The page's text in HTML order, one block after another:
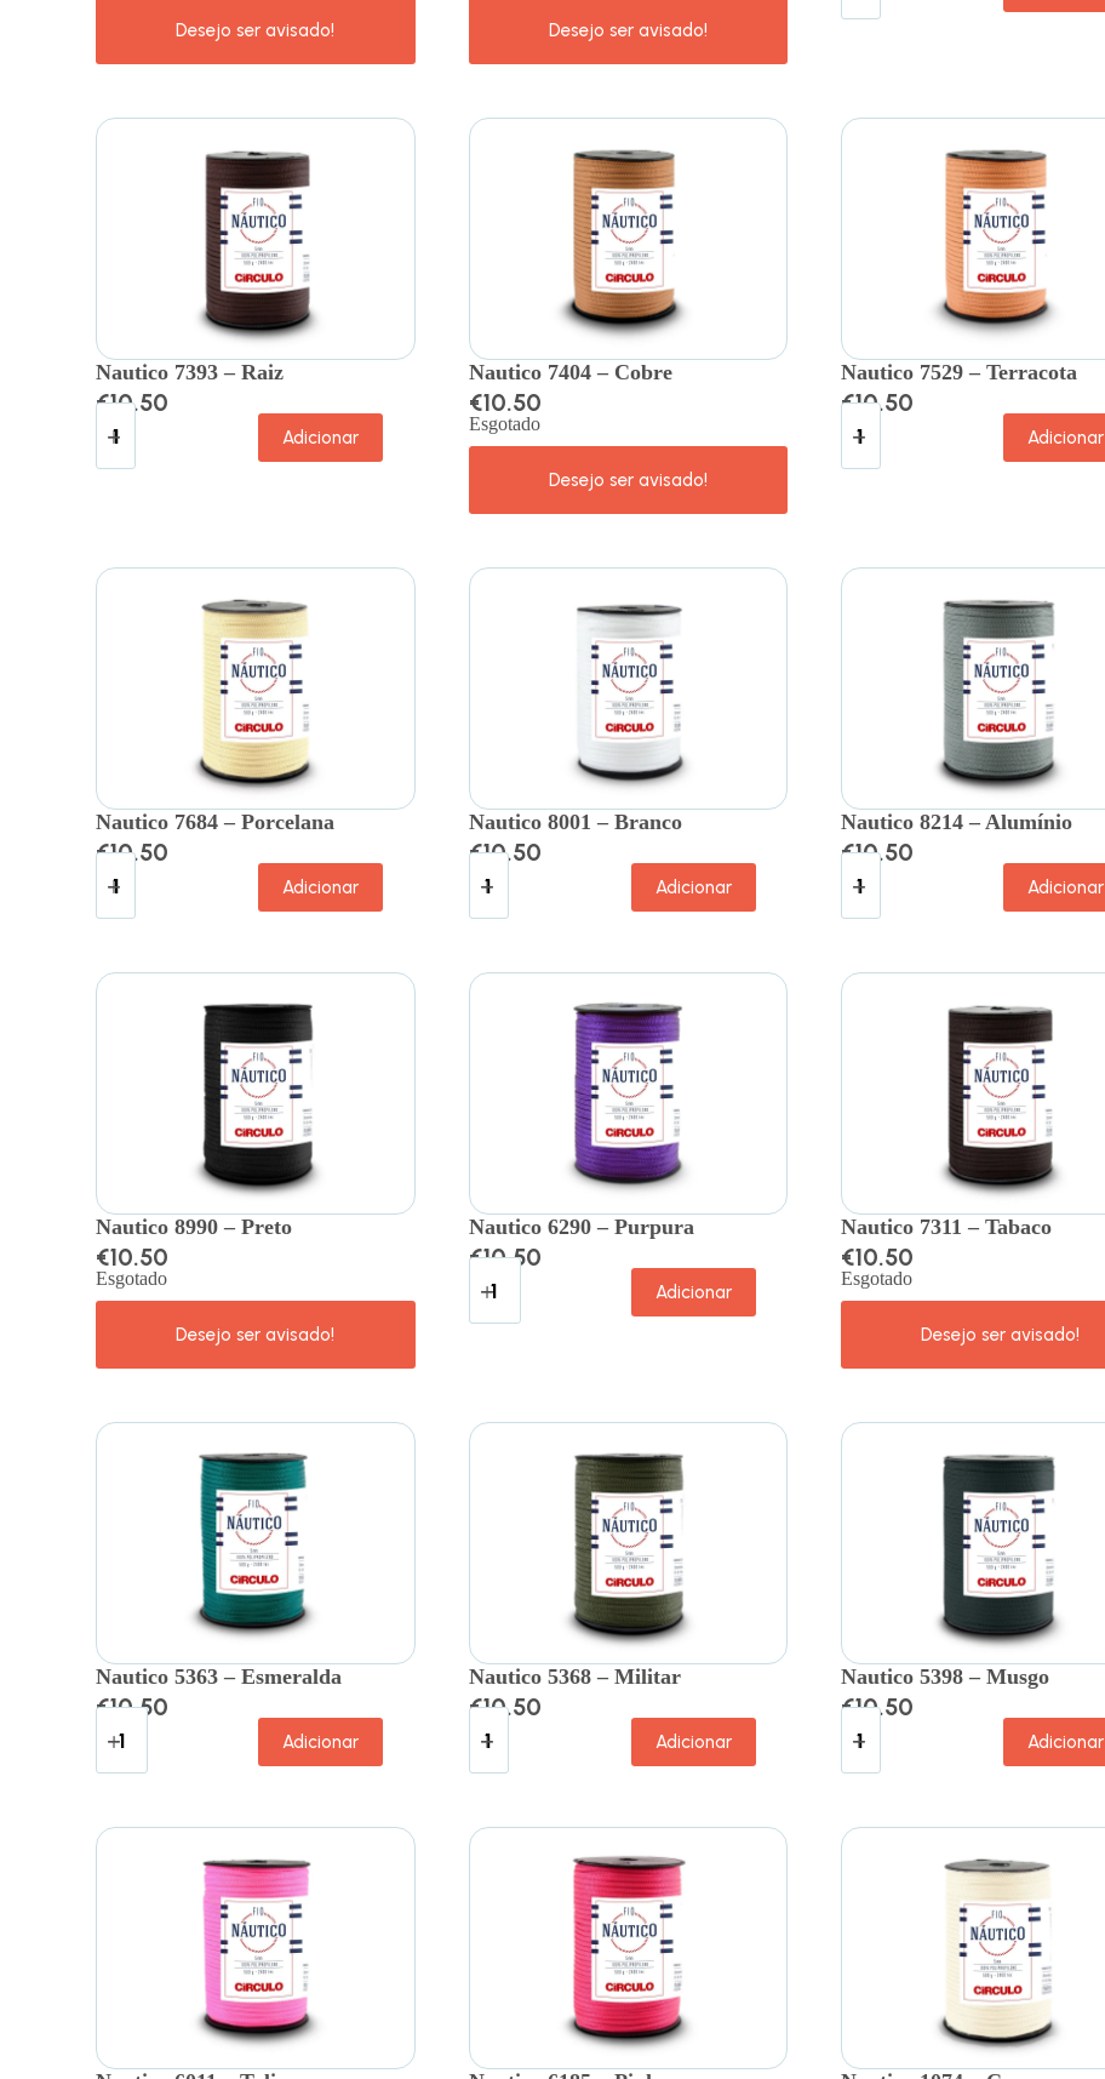
Nautico 7393 – Raiz
€10.50
Adicionar
Nautico 7404 – Cobre
€10.50
Esgotado
Nautico 7529 – Terracota
€10.50
Adicionar
Nautico 7684 – Porcelana
€10.50
Adicionar
Nautico 8001 – Branco
€10.50
Adicionar
Nautico 8214 – Alumínio
€10.50
Adicionar
Nautico 8990 – Preto
€10.50
Esgotado
Nautico 6290 – Purpura
€10.50
Adicionar
Nautico 7311 – Tabaco
€10.50
Esgotado
Nautico 5363 – Esmeralda
€10.50
Adicionar
Nautico 5368 – Militar
€10.50
Adicionar
Nautico 5398 – Musgo
€10.50
Adicionar